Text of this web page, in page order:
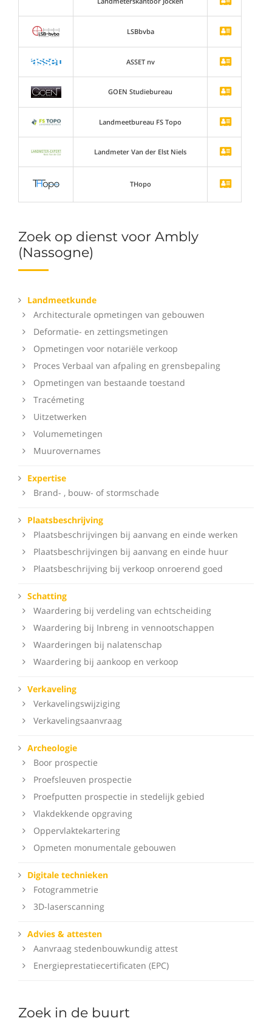
Zoek op dienst voor Ambly
(Nassogne)
Landmeetkunde
Architecturale opmetingen van gebouwen
Deformatie- en zettingsmetingen
Opmetingen voor notariële verkoop
Proces Verbaal van afpaling en grensbepaling
Opmetingen van bestaande toestand
Tracémeting
Uitzetwerken
Volumemetingen
Muurovernames
Expertise
Brand- , bouw- of stormschade
Plaatsbeschrijving
Plaatsbeschrijvingen bij aanvang en einde werken
Plaatsbeschrijvingen bij aanvang en einde huur
Plaatsbeschrijving bij verkoop onroerend goed
Schatting
Waardering bij verdeling van echtscheiding
Waardering bij Inbreng in vennootschappen
Waarderingen bij nalatenschap
Waardering bij aankoop en verkoop
Verkaveling
Verkavelingswijziging
Verkavelingsaanvraag
Archeologie
Boor prospectie
Proefsleuven prospectie
Proefputten prospectie in stedelijk gebied
Vlakdekkende opgraving
Oppervlaktekartering
Opmeten monumentale gebouwen
Digitale technieken
Fotogrammetrie
3D-laserscanning
Advies & attesten
Aanvraag stedenbouwkundig attest
Energieprestatiecertificaten (EPC)
Zoek in de buurt
LSBbvba
ASSET nv
GOEN Studiebureau
Landmeetbureau FS Topo
Landmeter Van der Elst Niels
THopo